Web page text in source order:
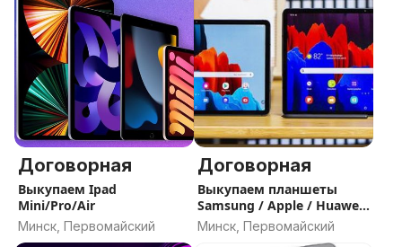
Договорная
Выкупаем Ipad
Mini/Pro/Air
Минск, Первомайский
Договорная
Выкупаем планшеты
Samsung / Apple / Huawei
/ Lenovo / Xiaomi /
Microsoft
Минск, Первомайский